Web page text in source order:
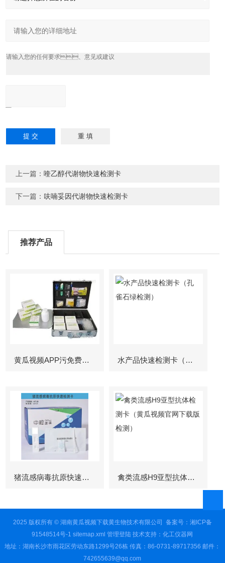
上一篇：喹乙醇代谢物快速检测卡
下一篇： 呋喃妥因代谢物快速检测卡
推荐产品
黄瓜视频APP污免费下载 水产品快速检测卡（孔雀石绿检测）
猪流感病毒抗原快速检测卡 禽类流感H9亚型抗体检测卡（黄瓜视频官网下载版检测）
2025 版权所有 © 湖南黄瓜视频下载黄生物技术有限公司 备案号：湘ICP备
91548514号-1 sitemap.xml 管理登陆 技术支持：化工仪器网
地址：湖南长沙市雨花区劳动东路1299号26栋 传真：86-0731-89717356 邮件：
742655639@qq.com